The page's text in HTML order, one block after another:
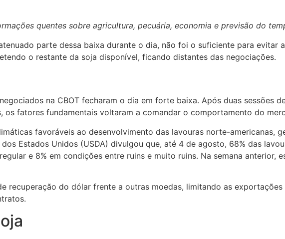
quentes sobre agricultura, pecuária, economia e previsão do
parte dessa baixa durante o dia, não foi o suficiente para evitar
o restante da soja disponível, ficando distantes das negociações.
na CBOT fecharam o dia em forte baixa. Após duas sessões
os fatores fundamentais voltaram a comandar o comportamento do
favoráveis ao desenvolvimento das lavouras norte-americanas,
Estados Unidos (USDA) divulgou que, até 4 de agosto, 68% das
e 8% em condições entre ruins e muito ruins. Na semana anterior,
recuperação do dólar frente a outras moedas, limitando as